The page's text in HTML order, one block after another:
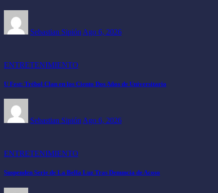
Sebastian Sipión Ago 6, 2026
ENTRETENIMIENTO
U Fest: Trébol Clan en los Ciento Dos Años de Universitario
Sebastian Sipión Ago 6, 2026
ENTRETENIMIENTO
Suspenden Serie de La Bella Luz Tras Denuncia de Acoso